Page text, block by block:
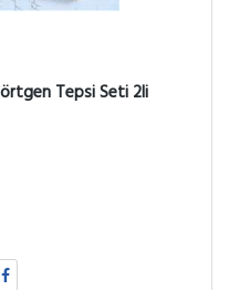
Tepsi Seti 2li